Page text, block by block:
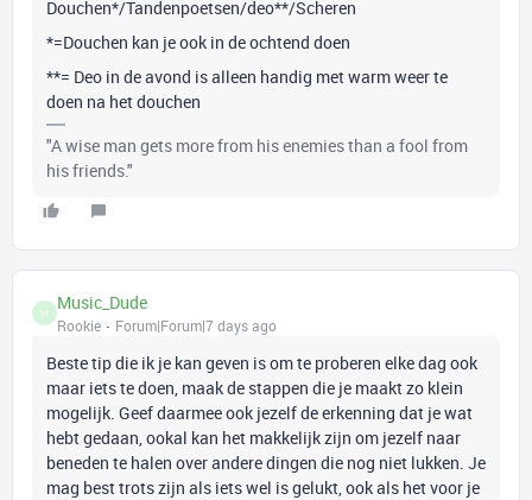
Douchen*/Tandenpoetsen/deo**/Scheren
*=Douchen kan je ook in de ochtend doen
**= Deo in de avond is alleen handig met warm weer te
doen na het douchen
"A wise man gets more from his enemies than a fool from
his friends."
M Music_Dude
Rookie Forum|Forum|7 days ago
Beste tip die ik je kan geven is om te proberen elke dag ook
maar iets te doen, maak de stappen die je maakt zo klein
mogelijk. Geef daarmee ook jezelf de erkenning dat je wat
hebt gedaan, ookal kan het makkelijk zijn om jezelf naar
beneden te halen over andere dingen die nog niet lukken. Je
mag best trots zijn als iets wel is gelukt, ook als het voor je